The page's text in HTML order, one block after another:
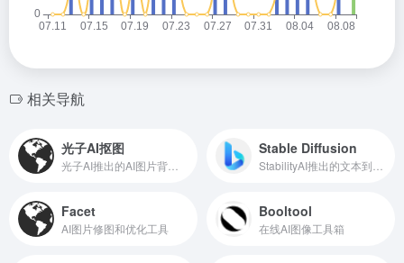
相关导航
光子AI抠图 Stable Diffusion
Facet
AI图片修图和优化工具
Booltool
在线AI图像工具箱